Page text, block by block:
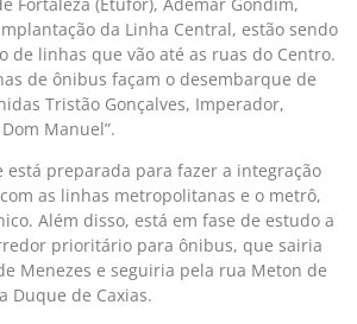
da Linha Central, estão sendo
de linhas que vão até as ruas do Centro.
de ônibus façam o desembarque de
Tristão Gonçalves, Imperador,
Manuel”.
preparada para fazer a integração
as linhas metropolitanas e o metrô,
Além disso, está em fase de estudo a
prioritário para ônibus, que sairia
Menezes e seguiria pela rua Meton de
Duque de Caxias.